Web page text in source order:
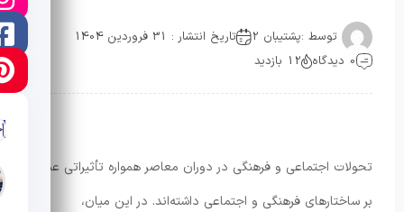
توسط :پشتیبان 2
تاریخ انتشار : 31 فروردین 1404
0 دیدگاه
12 بازدید
تحولات اجتماعی و فرهنگی در دوران معاصر همواره تأثیراتی عمیق
بر ساختارهای فرهنگی و اجتماعی داشته‌اند. در این میان،